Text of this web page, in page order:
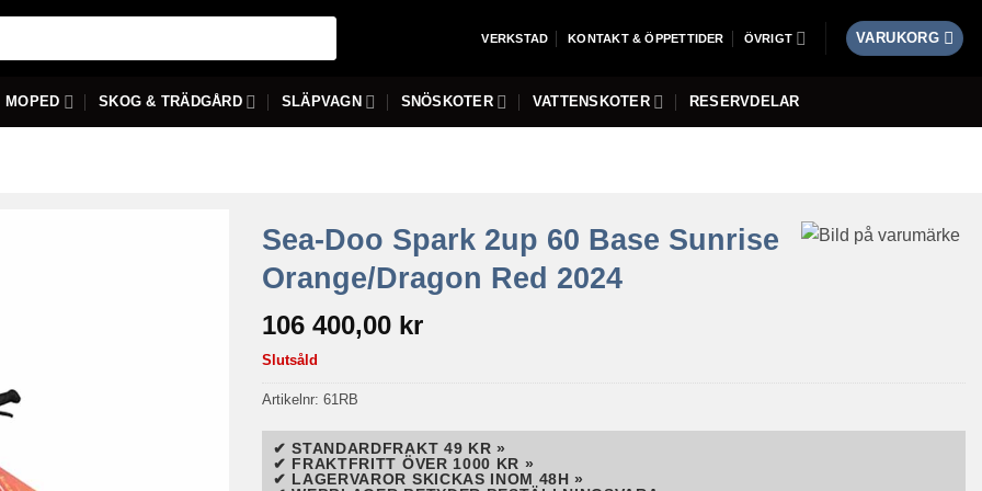
VERKSTAD KONTAKT & ÖPPETTIDER ÖVRIGT VARUKORG
MOPED SKOG & TRÄDGÅRD SLÄPVAGN SNÖSKOTER VATTENSKOTER RESERVDELAR
Sea-Doo Spark 2up 60 Base Sunrise
Orange/Dragon Red 2024
106 400,00 kr
Slutsåld
Artikelnr: 61RB
✔ STANDARDFRAKT 49 KR »
✔ FRAKTFRITT ÖVER 1000 KR »
✔ LAGERVAROR SKICKAS INOM 48H »